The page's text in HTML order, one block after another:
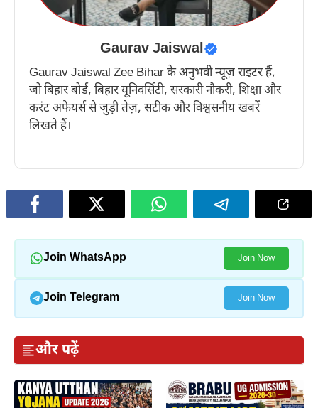
Gaurav Jaiswal
Gaurav Jaiswal Zee Bihar के अनुभवी न्यूज़ राइटर हैं,
जो बिहार बोर्ड, बिहार यूनिवर्सिटी, सरकारी नौकरी, शिक्षा और
करंट अफेयर्स से जुड़ी तेज़, सटीक और विश्वसनीय खबरें
लिखते हैं।
Join WhatsApp Join Now
Join Telegram Join Now
और पढ़ें